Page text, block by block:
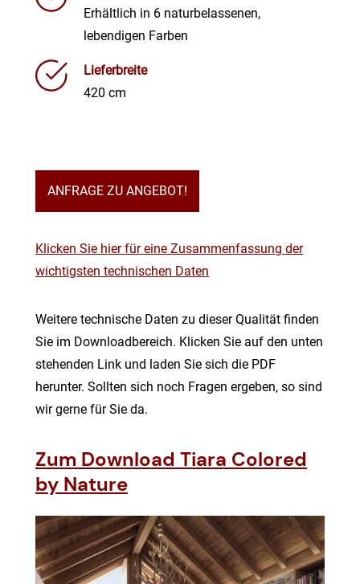
Erhältlich in 6 naturbelassenen,
lebendigen Farben
Lieferbreite
420 cm
ANFRAGE ZU ANGEBOT!
Klicken Sie hier für eine Zusammenfassung der
wichtigsten technischen Daten
Weitere technische Daten zu dieser Qualität finden
Sie im Downloadbereich. Klicken Sie auf den unten
stehenden Link und laden Sie sich die PDF
herunter. Sollten sich noch Fragen ergeben, so sind
wir gerne für Sie da.
Zum Download Tiara Colored
by Nature